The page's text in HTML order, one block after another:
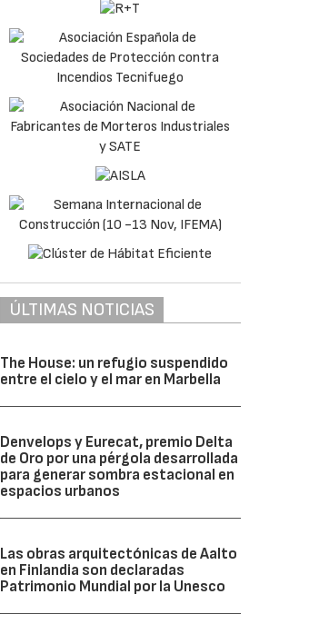
ÚLTIMAS NOTICIAS
The House: un refugio suspendido
entre el cielo y el mar en Marbella
Denvelops y Eurecat, premio Delta
de Oro por una pérgola desarrollada
para generar sombra estacional en
espacios urbanos
Las obras arquitectónicas de Aalto
en Finlandia son declaradas
Patrimonio Mundial por la Unesco